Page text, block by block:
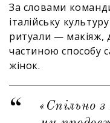
За словами
італійську
ритуали — макіяж,
частиною способу
жінок.
«Спільно